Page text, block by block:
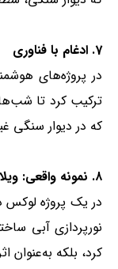
7. ادغام با فناوری
ترکیب کرد تا
که در دیوار سنگی
۸. نمونه واقعی: ویلا در لواسان
در یک پروژه لوکس
نورپردازی آبی
کرد، بلکه به‌عنوان